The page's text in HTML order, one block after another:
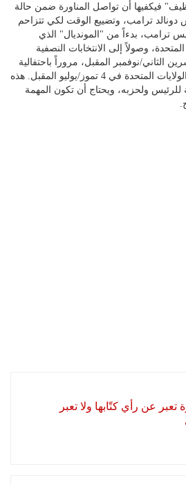
فيكفيها أن تواصل المناورة ضمن حالة
دونالد ترامب، وتضييع الوقت لكي تتزاحم
ترامب، بدءاً من "المونديال" الذي
وصولاً إلى الانتخابات النصفية
نوفمبر المقبل، مروراً باحتفالية
مرور 250 عاماً على تأسيس الولايات المتحدة في 4 تموز/يوليو المقبل. هذه
للرئيس ولحزبه، ويحتاج أن تكون المهمة
عن رأي كتّابها ولا تعبر